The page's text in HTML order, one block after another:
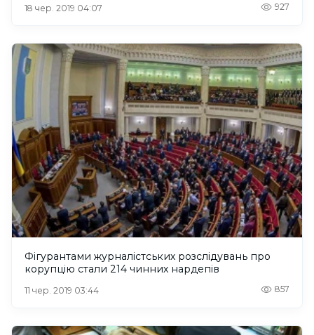
18 чер. 2019 04:07 927
Фігурантами журналістських розслідувань про
корупцію стали 214 чинних нардепів
11 чер. 2019 03:44 857